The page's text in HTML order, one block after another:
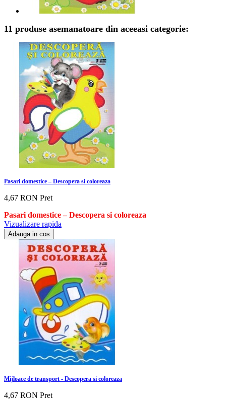
11 produse asemanatoare din aceeasi categorie:
Pasari domestice – Descopera si coloreaza
4,67 RON Pret
Pasari domestice – Descopera si coloreaza
Vizualizare rapida
Adauga in cos
Mijloace de transport - Descopera si coloreaza
4,67 RON Pret